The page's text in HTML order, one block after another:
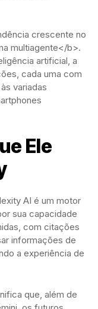
crescente no
multiagente</b>.
artificial, a
cada uma com
variadas
Ele
AI é um motor
sua capacidade
com citações
informações de
a experiência de
que, além de